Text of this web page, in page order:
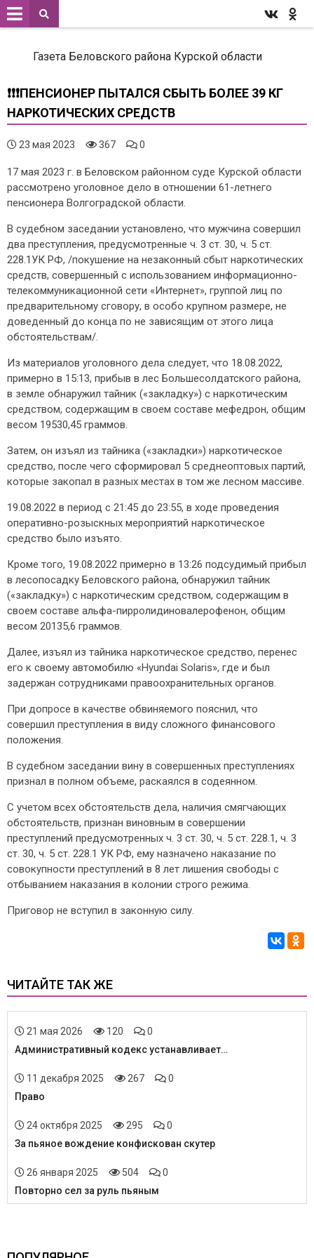
Газета Беловского района Курской области
❗❗❗ПЕНСИОНЕР ПЫТАЛСЯ СБЫТЬ БОЛЕЕ 39 КГ
НАРКОТИЧЕСКИХ СРЕДСТВ
23 мая 2023 367 0
17 мая 2023 г. в Беловском районном суде Курской области
рассмотрено уголовное дело в отношении 61-летнего
пенсионера Волгоградской области.
В судебном заседании установлено, что мужчина совершил
два преступления, предусмотренные ч. 3 ст. 30, ч. 5 ст.
228.1УК РФ, /покушение на незаконный сбыт наркотических
средств, совершенный с использованием информационно-
телекоммуникационной сети «Интернет», группой лиц по
предварительному сговору, в особо крупном размере, не
доведенный до конца по не зависящим от этого лица
обстоятельствам/.
Из материалов уголовного дела следует, что 18.08.2022,
примерно в 15:13, прибыв в лес Большесолдатского района,
в земле обнаружил тайник («закладку») с наркотическим
средством, содержащим в своем составе мефедрон, общим
весом 19530,45 граммов.
Затем, он изъял из тайника («закладки») наркотическое
средство, после чего сформировал 5 среднеоптовых партий,
которые закопал в разных местах в том же лесном массиве.
19.08.2022 в период с 21:45 до 23:55, в ходе проведения
оперативно-розыскных мероприятий наркотическое
средство было изъято.
Кроме того, 19.08.2022 примерно в 13:26 подсудимый прибыл
в лесопосадку Беловского района, обнаружил тайник
(«закладку») с наркотическим средством, содержащим в
своем составе альфа-пирролидиновалерофенон, общим
весом 20135,6 граммов.
Далее, изъял из тайника наркотическое средство, перенес
его к своему автомобилю «Hyundai Solaris», где и был
задержан сотрудниками правоохранительных органов.
При допросе в качестве обвиняемого пояснил, что
совершил преступления в виду сложного финансового
положения.
В судебном заседании вину в совершенных преступлениях
признал в полном объеме, раскаялся в содеянном.
С учетом всех обстоятельств дела, наличия смягчающих
обстоятельств, признан виновным в совершении
преступлений предусмотренных ч. 3 ст. 30, ч. 5 ст. 228.1, ч. 3
ст. 30, ч. 5 ст. 228.1 УК РФ, ему назначено наказание по
совокупности преступлений в 8 лет лишения свободы с
отбыванием наказания в колонии строго режима.
Приговор не вступил в законную силу.
ЧИТАЙТЕ ТАК ЖЕ
21 мая 2026 120
0
Административный кодекс устанавливает…
11 декабря 2025 267
0
Право
24 октября 2025 295
0
За пьяное вождение конфискован скутер
26 января 2025 504
0
Повторно сел за руль пьяным